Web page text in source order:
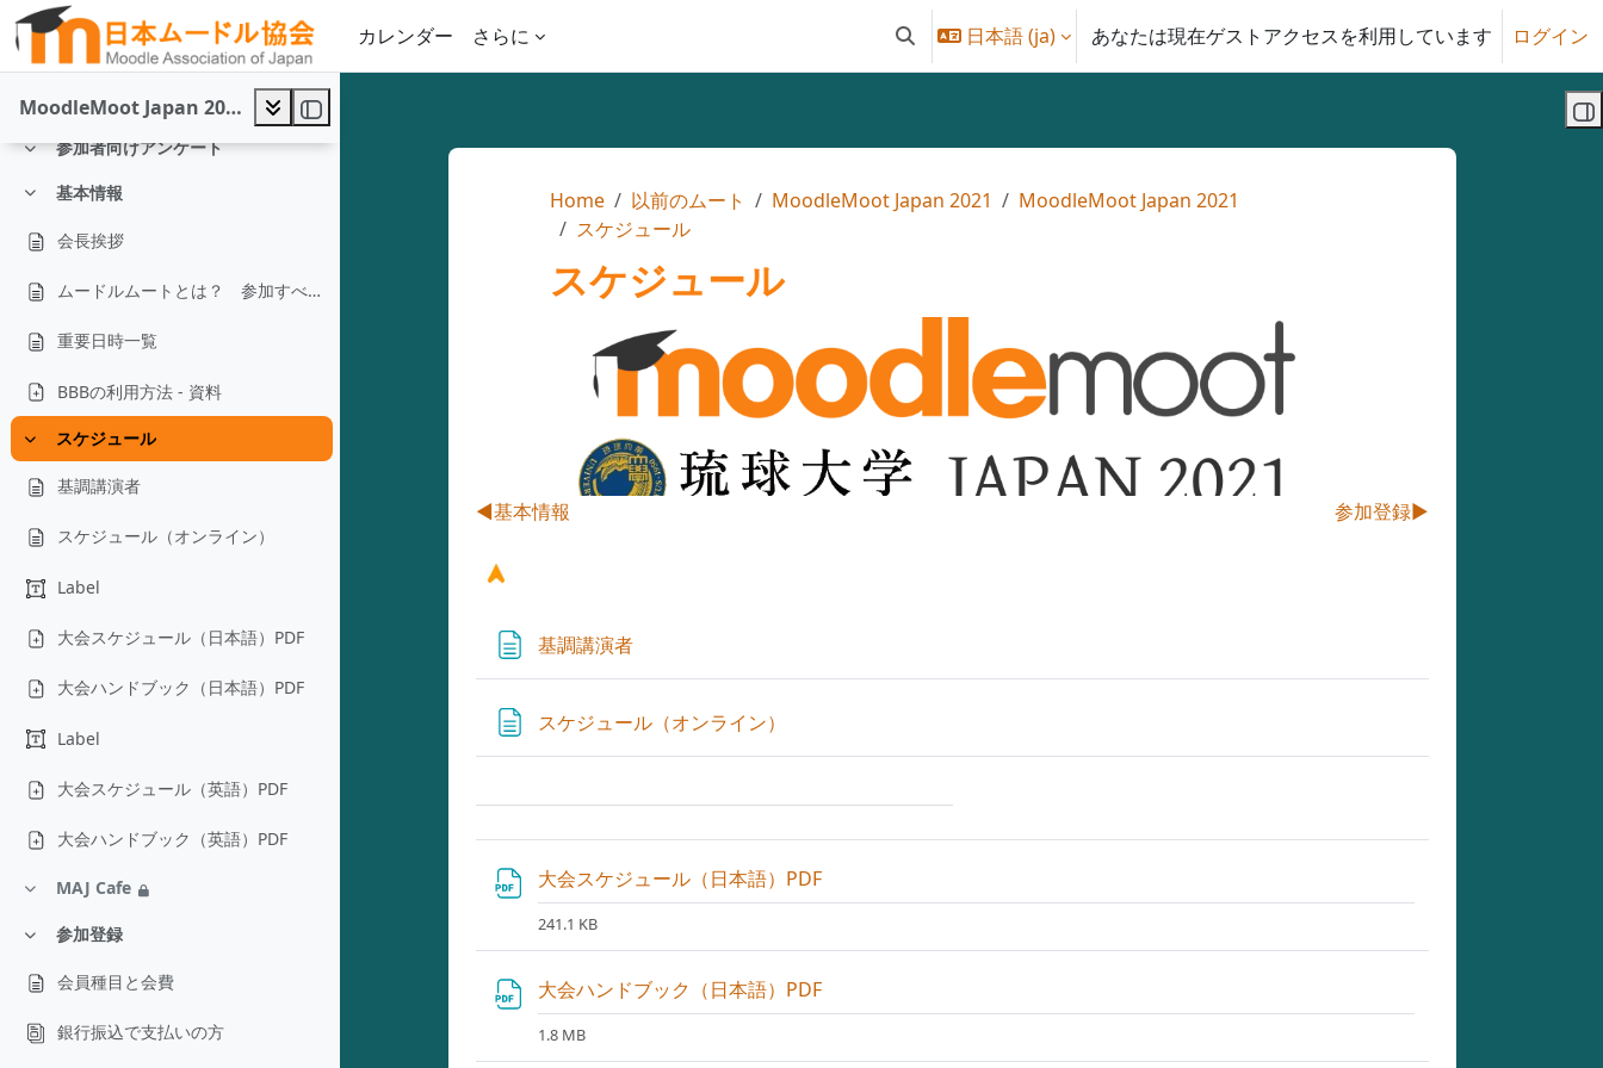
メインコンテンツへスキップする
カレンダー
さらに 検索入力に切り替える
日本語 ‎(ja)‎ あなたは現在ゲストアクセスを利用しています ログイン
MoodleMoot Japan 2021
2021 Keynote Emilio Lozano.mp4
2021 Keynote Katsusuke Shigeta.mp4
折りたたむ
参加者向けアンケート
折りたたむ
基本情報
会長挨拶
ムードルムートとは？ 参加すべき？
重要日時一覧
BBBの利用方法 - 資料
折りたたむ
スケジュール
基調講演者
スケジュール（オンライン）
Label
大会スケジュール（日本語）PDF
大会ハンドブック（日本語）PDF
Label
大会スケジュール（英語）PDF
大会ハンドブック（英語）PDF
折りたたむ
MAJ Cafe
折りたたむ
参加登録
会員種目と会費
銀行振込で支払いの方
Home 以前のムート MoodleMoot Japan 2021
MoodleMoot Japan 2021
スケジュール
スケジュール
セクションアウトライン
◀︎基本情報 ▶︎
参加登録
基調講演者ページ
スケジュール（オンライン）
大会スケジュール（日本語）PDF
241.1 KB
大会ハンドブック（日本語）PDF
1.8 MB